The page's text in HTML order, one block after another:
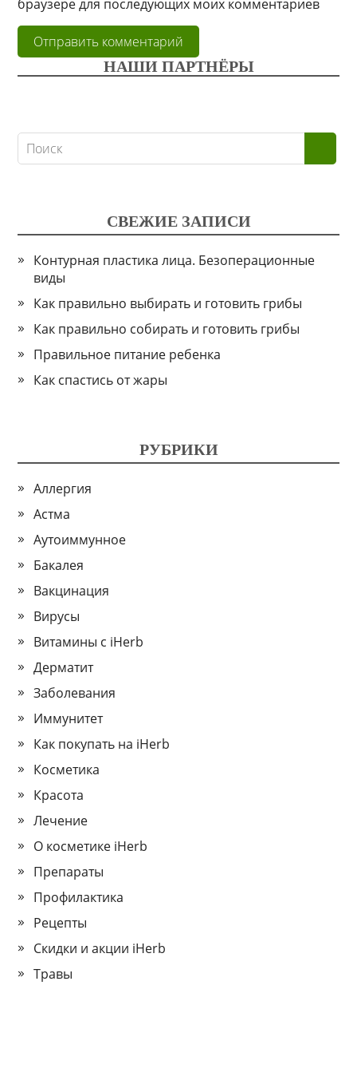
браузере для последующих моих комментариев
НАШИ ПАРТНЁРЫ
СВЕЖИЕ ЗАПИСИ
Контурная пластика лица. Безоперационные
виды
Как правильно выбирать и готовить грибы
Как правильно собирать и готовить грибы
Правильное питание ребенка
Как спастись от жары
РУБРИКИ
Аллергия
Астма
Аутоиммунное
Бакалея
Вакцинация
Вирусы
Витамины с iHerb
Дерматит
Заболевания
Иммунитет
Как покупать на iHerb
Косметика
Красота
Лечение
О косметике iHerb
Препараты
Профилактика
Рецепты
Скидки и акции iHerb
Травы